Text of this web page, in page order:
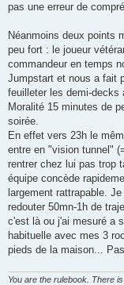
pas une erreur de
Néanmoins deux points
peu fort : le joueur
commandeur en temps
Jumpstart et nous a fait
feuilleter les demi-decks
Moralité 15 minutes de
soirée.
En effet vers 23h le
entre en "vision tunnel"
rentrer chez lui pas trop
équipe concède
largement rattrapable.
redouter 50mn-1h de
c'est là ou j'ai mesuré a
habituelle avec mes 3
pieds de la maison...
You are the rulebook. There